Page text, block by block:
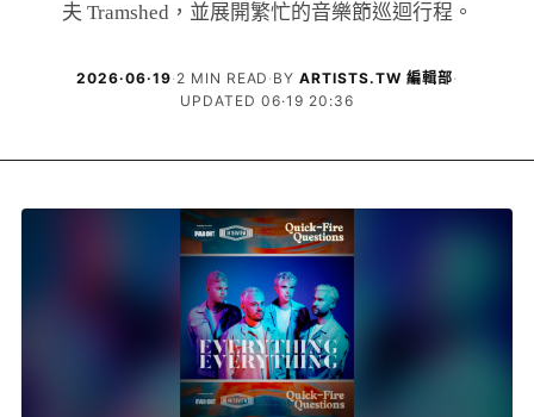
夫 Tramshed，並展開繁忙的音樂節巡迴行程。
2026·06·19· 2 MIN READ · BYARTISTS.TW 編輯部·
UPDATED 06·19 20:36